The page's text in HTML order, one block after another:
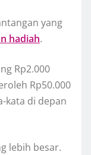
yang
hadiah.
Rp2.000
Rp50.000
kata di depan
lebih besar.